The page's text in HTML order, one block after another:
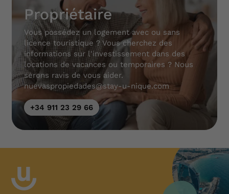
Propriétaire
Vous possédez un logement avec ou sans
licence touristique ? Vous cherchez des
informations sur l'investissement dans des
locations de vacances ou temporaires ? Nous
serons ravis de vous aider.
nuevaspropiedades@stay-u-nique.com
+34 911 23 29 66